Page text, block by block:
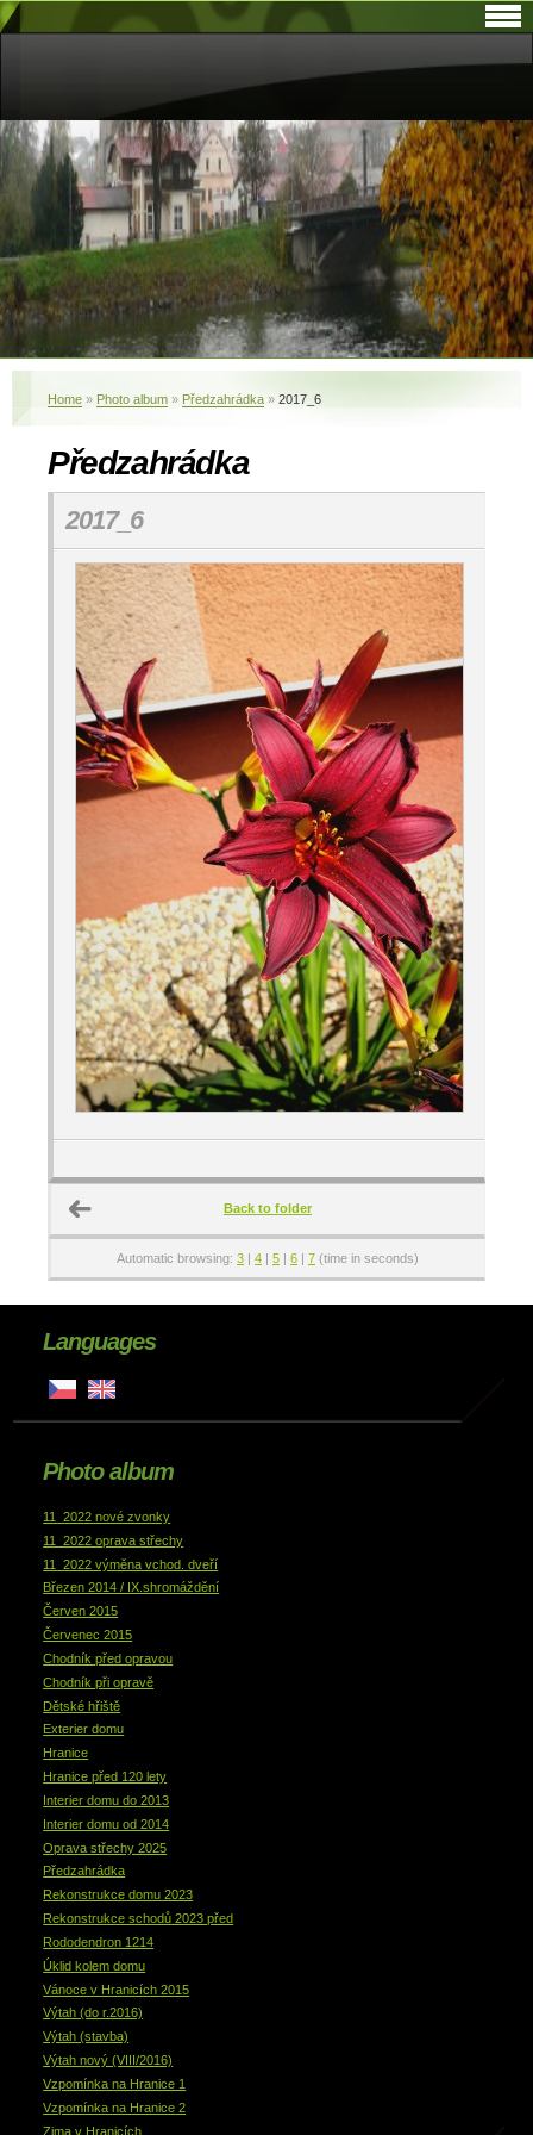
Home » Photo album » Předzahrádka » 2017_6
Předzahrádka
2017_6
Back to folder
Automatic browsing: 3 | 4 | 5 | 6 | 7 (time in seconds)
Languages
Photo album
11_2022 nové zvonky
11_2022 oprava střechy
11_2022 výměna vchod. dveří
Březen 2014 / IX.shromáždění
Červen 2015
Červenec 2015
Chodník před opravou
Chodník při opravě
Dětské hřiště
Exterier domu
Hranice
Hranice před 120 lety
Interier domu do 2013
Interier domu od 2014
Oprava střechy 2025
Předzahrádka
Rekonstrukce domu 2023
Rekonstrukce schodů 2023 před
Rododendron 1214
Úklid kolem domu
Vánoce v Hranicích 2015
Výtah (do r.2016)
Výtah (stavba)
Výtah nový (VIII/2016)
Vzpomínka na Hranice 1
Vzpomínka na Hranice 2
Zima v Hranicích